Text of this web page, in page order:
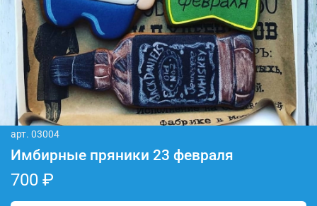
арт. 03004
Имбирные пряники 23 февраля
700 ₽